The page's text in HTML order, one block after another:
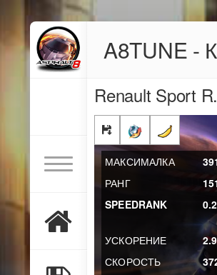
A8TUNE -
Renault Sport
МАКСИМАЛКА
РАНГ
SPEEDRANK
УСКОРЕНИЕ 2.9
СКОРОСТЬ